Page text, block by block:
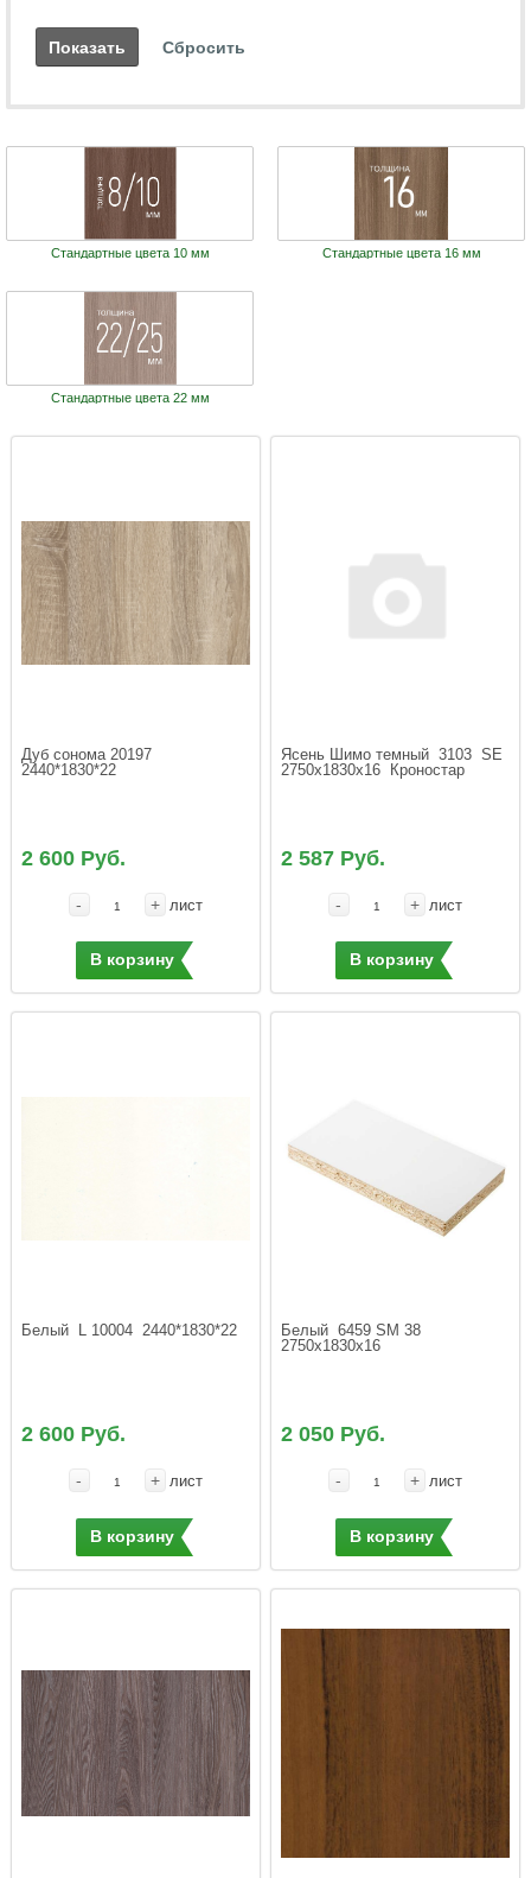
Стандартные цвета 10 мм Стандартные цвета 16 мм
Стандартные цвета 22 мм
Дуб сонома 20197
2440*1830*22
2 600 Руб.
- + лист
В корзину
Ясень Шимо темный  3103  SE
2750х1830х16  Кроностар
2 587 Руб.
- + лист
В корзину
Белый  L 10004  2440*1830*22
2 600 Руб.
- + лист
В корзину
Белый  6459 SM 38
2750х1830х16
2 050 Руб.
- + лист
В корзину